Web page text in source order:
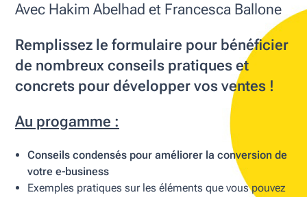
Avec Hakim Abelhad et Francesca Ballone
Remplissez le formulaire pour bénéficier
de nombreux conseils pratiques et
concrets pour développer vos ventes !
Au progamme :
Conseils condensés pour améliorer la conversion de
votre e-business
Exemples pratiques sur les éléments que vous pouvez